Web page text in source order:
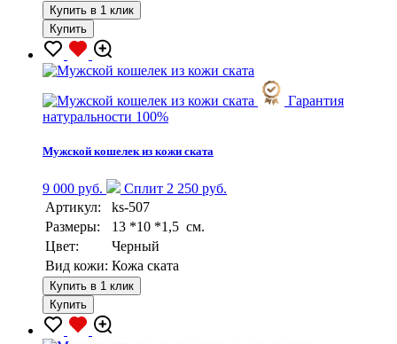
Купить в 1 клик
Купить
Гарантия
натуральности 100%
Мужской кошелек из кожи ската
9 000 руб.
Сплит 2 250 руб.
Артикул:
ks-507
Размеры:
13 *10 *1,5 см.
Цвет:
Черный
Вид кожи: Кожа ската
Купить в 1 клик
Купить